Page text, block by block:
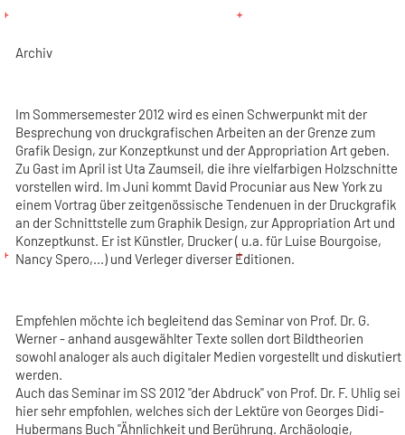
Archiv
Im Sommersemester 2012 wird es einen Schwerpunkt mit der
Besprechung von druckgrafischen Arbeiten an der Grenze zum
Grafik Design, zur Konzeptkunst und der Appropriation Art geben.
Zu Gast im April ist Uta Zaumseil, die ihre vielfarbigen Holzschnitte
vorstellen wird. Im Juni kommt David Procuniar aus New York zu
einem Vortrag über zeitgenössische Tendenuen in der Druckgrafik
an der Schnittstelle zum Graphik Design, zur Appropriation Art und
Konzeptkunst. Er ist Künstler, Drucker ( u.a. für Luise Bourgoise,
Nancy Spero,...) und Verleger diverser Editionen.
Empfehlen möchte ich begleitend das Seminar von Prof. Dr. G.
Werner - anhand ausgewählter Texte sollen dort Bildtheorien
sowohl analoger als auch digitaler Medien vorgestellt und diskutiert
werden.
Auch das Seminar im SS 2012 "der Abdruck" von Prof. Dr. F. Uhlig sei
hier sehr empfohlen, welches sich der Lektüre von Georges Didi-
Hubermans Buch "Ähnlichkeit und Berührung. Archäologie,